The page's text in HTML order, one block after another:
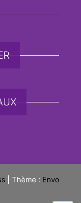
Thème : Envo